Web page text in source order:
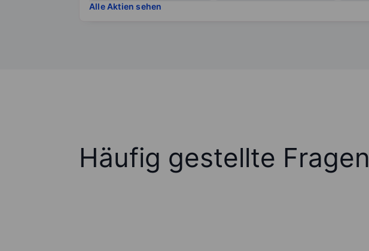
Alle Aktien sehen
Häufig gestellte Fragen